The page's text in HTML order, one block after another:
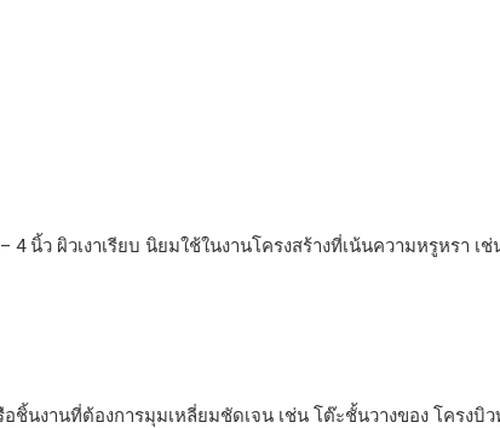
นิ้ว ผิวเงาเรียบ นิยมใช้ในงานโครงสร้างที่เน้นความหรูหรา เ
ชิ้นงานที่ต้องการมุมเหลี่ยมชัดเจน เช่น โต๊ะชั้นวางของ โครงบิ